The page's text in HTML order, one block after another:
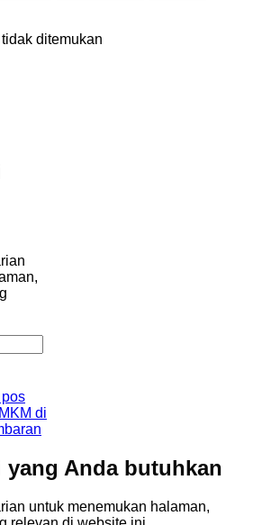
ditemukan
di
yang Anda butuhkan
untuk menemukan halaman,